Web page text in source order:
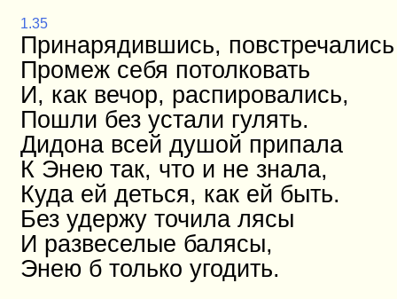
1.35
Принарядившись, повстречались
Промеж себя потолковать
И, как вечор, распировались,
Пошли без устали гулять.
Дидона всей душой припала
К Энею так, что и не знала,
Куда ей деться, как ей быть.
Без удержу точила лясы
И развеселые балясы,
Энею б только угодить.